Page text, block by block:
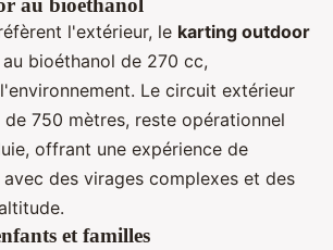
au bioéthanol
l'extérieur, le karting outdoor
bioéthanol de 270 cc,
Le circuit extérieur
de 750 mètres, reste opérationnel
offrant une expérience de
des virages complexes et des
et familles